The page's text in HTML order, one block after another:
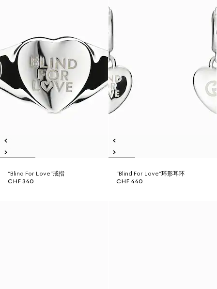
“Blind For Love”戒指
CHF 340
“Blind For Love”环形耳环
CHF 440